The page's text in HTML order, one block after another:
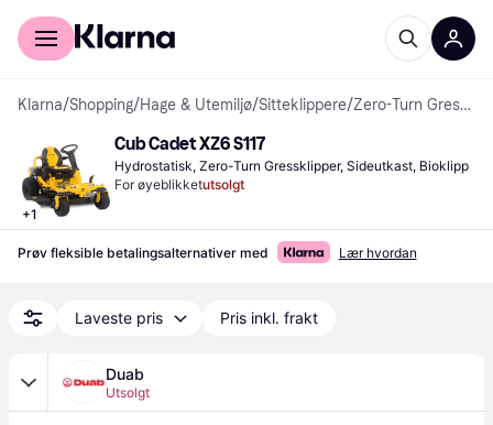
For kunder
Klarna/Shopping/Hage & Utemiljø/Sitteklippere/ Zero-Turn Gressklippere
+1
Cub Cadet XZ6 S117
Hydrostatisk, Zero-Turn Gressklipper, Sideutkast, Bioklipp
For øyeblikketutsolgt
Prøv fleksible betalingsalternativer med Lær hvordan
Laveste pris Pris inkl. frakt
Duab
Utsolgt